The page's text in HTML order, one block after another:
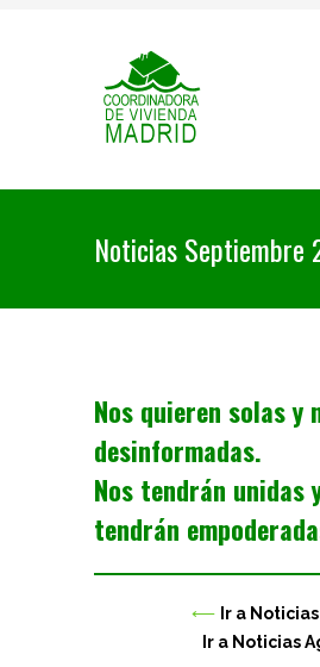
Noticias Septiembre
Nos quieren solas y
desinformadas.
Nos tendrán unidas
tendrán
⟵ Ir a
Ir a Noticias